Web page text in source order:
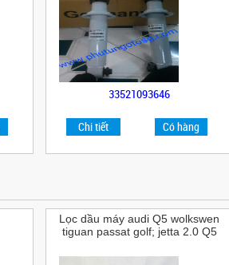
33521093646
Chi tiết Có hàng
Lọc dầu máy audi Q5 wolkswen
tiguan passat golf; jetta 2.0 Q5